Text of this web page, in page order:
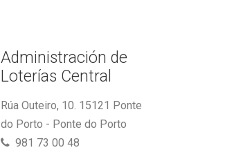
Administración de
Loterías Central
Rúa Outeiro, 10. 15121 Ponte
do Porto - Ponte do Porto
981 73 00 48